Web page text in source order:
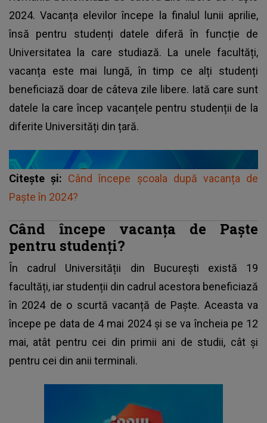
2024. Vacanța elevilor începe la finalul lunii aprilie,
însă pentru studenți datele diferă în funcție de
Universitatea la care studiază. La unele facultăți,
vacanța este mai lungă, în timp ce alți studenți
beneficiază doar de câteva zile libere. Iată care sunt
datele la care încep vacanțele pentru studenții de la
diferite Universități din țară.
Citește și: Când începe școala după vacanța de
Paște în 2024?
Când începe vacanța de Paște
pentru studenți?
În cadrul Universității din București există 19
facultăți, iar studenții din cadrul acestora beneficiază
în 2024 de o scurtă vacanță de Paște. Aceasta va
începe pe data de 4 mai 2024 și se va încheia pe 12
mai, atât pentru cei din primii ani de studii, cât și
pentru cei din anii terminali.